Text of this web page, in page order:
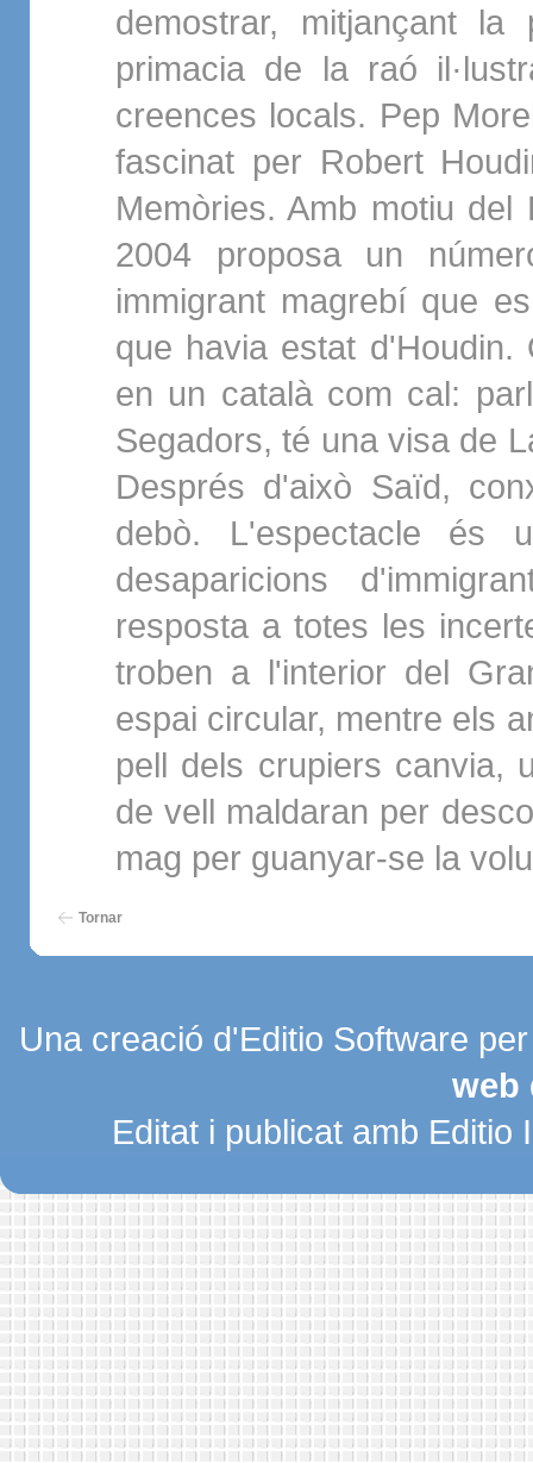
demostrar, mitjançant
primacia de la raó
creences locals. Pep
fascinat per Robert
Memòries. Amb motiu
2004 proposa un
immigrant magrebí que
que havia estat
en un català com cal:
Segadors, té una visa de
Després d'això Saïd,
debò. L'espectacle és
desaparicions
resposta a totes les
troben a l'interior del
espai circular, mentre els
pell dels crupiers canvia,
de vell maldaran per
mag per guanyar-se la
Tornar
Una creació d'Editio Software
web
Editat i publicat amb Editio